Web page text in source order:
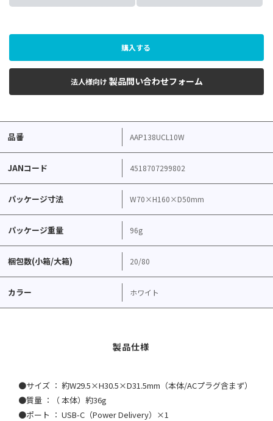
購入する
法人様向け 製品問い合わせフォーム
品番 AAP138UCL10W
JANコード 4518707299802
パッケージ寸法 W70×H160×D50mm
パッケージ重量 96g
梱包数(小箱/大箱) 20/80
カラー ホワイト
●サイズ ： 約W29.5×H30.5×D31.5mm（本体/ACプラグ含まず）
●質量 ：（ 本体）約36g
●ポート ： USB-C（Power Delivery）×1